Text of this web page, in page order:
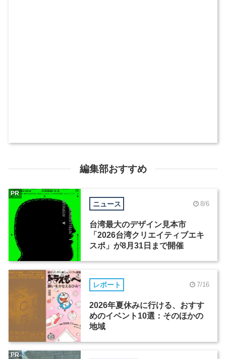
編集部おすすめ
ニュース 8/6
台湾最大のデザイン見本市
「2026台湾クリエイティブエキ
スポ」が8月31日まで開催
PR
レポート 7/16
2026年夏休みに行ける、おすす
めのイベント10選：そのほかの
地域
PR